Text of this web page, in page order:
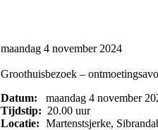
maandag 4 november 2024
Groothuisbezoek –
Datum:
maandag 4 november
Tijdstip: 20.00 uur
Locatie: Martenstsjerke,